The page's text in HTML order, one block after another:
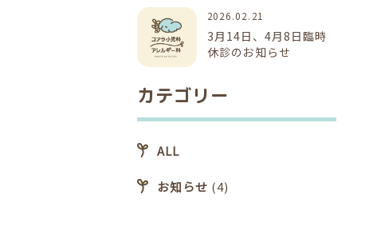
2026.02.21
3月14日、4月8日臨時
休診のお知らせ
カテゴリー
ALL
お知らせ (4)